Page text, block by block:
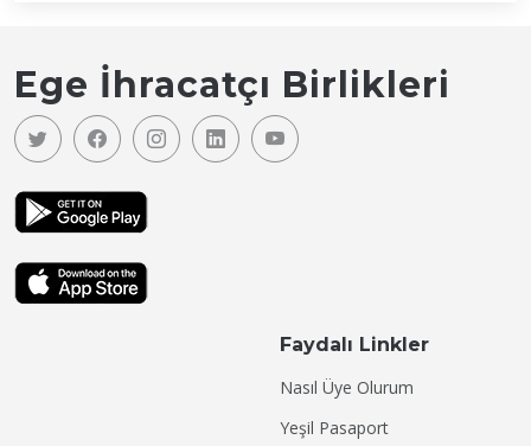
Ege İhracatçı Birlikleri
Faydalı Linkler
Nasıl Üye Olurum
Yeşil Pasaport